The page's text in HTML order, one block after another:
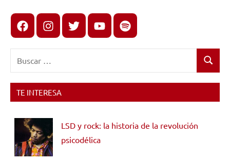
FacebookInstagram
X youtubespotify
Buscar
TE INTERESA
LSD y rock: la historia de la revolución
psicodélica